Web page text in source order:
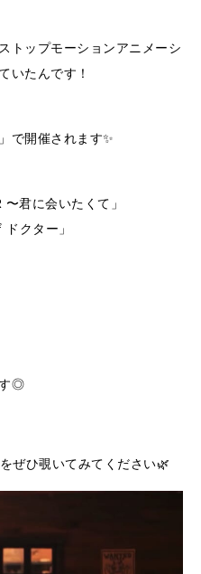
トップモーションアニメーシ
いたんです！
で開催されます✨
君に会いたくて」
クター」
す◎
ぜひ覗いてみてください🌿